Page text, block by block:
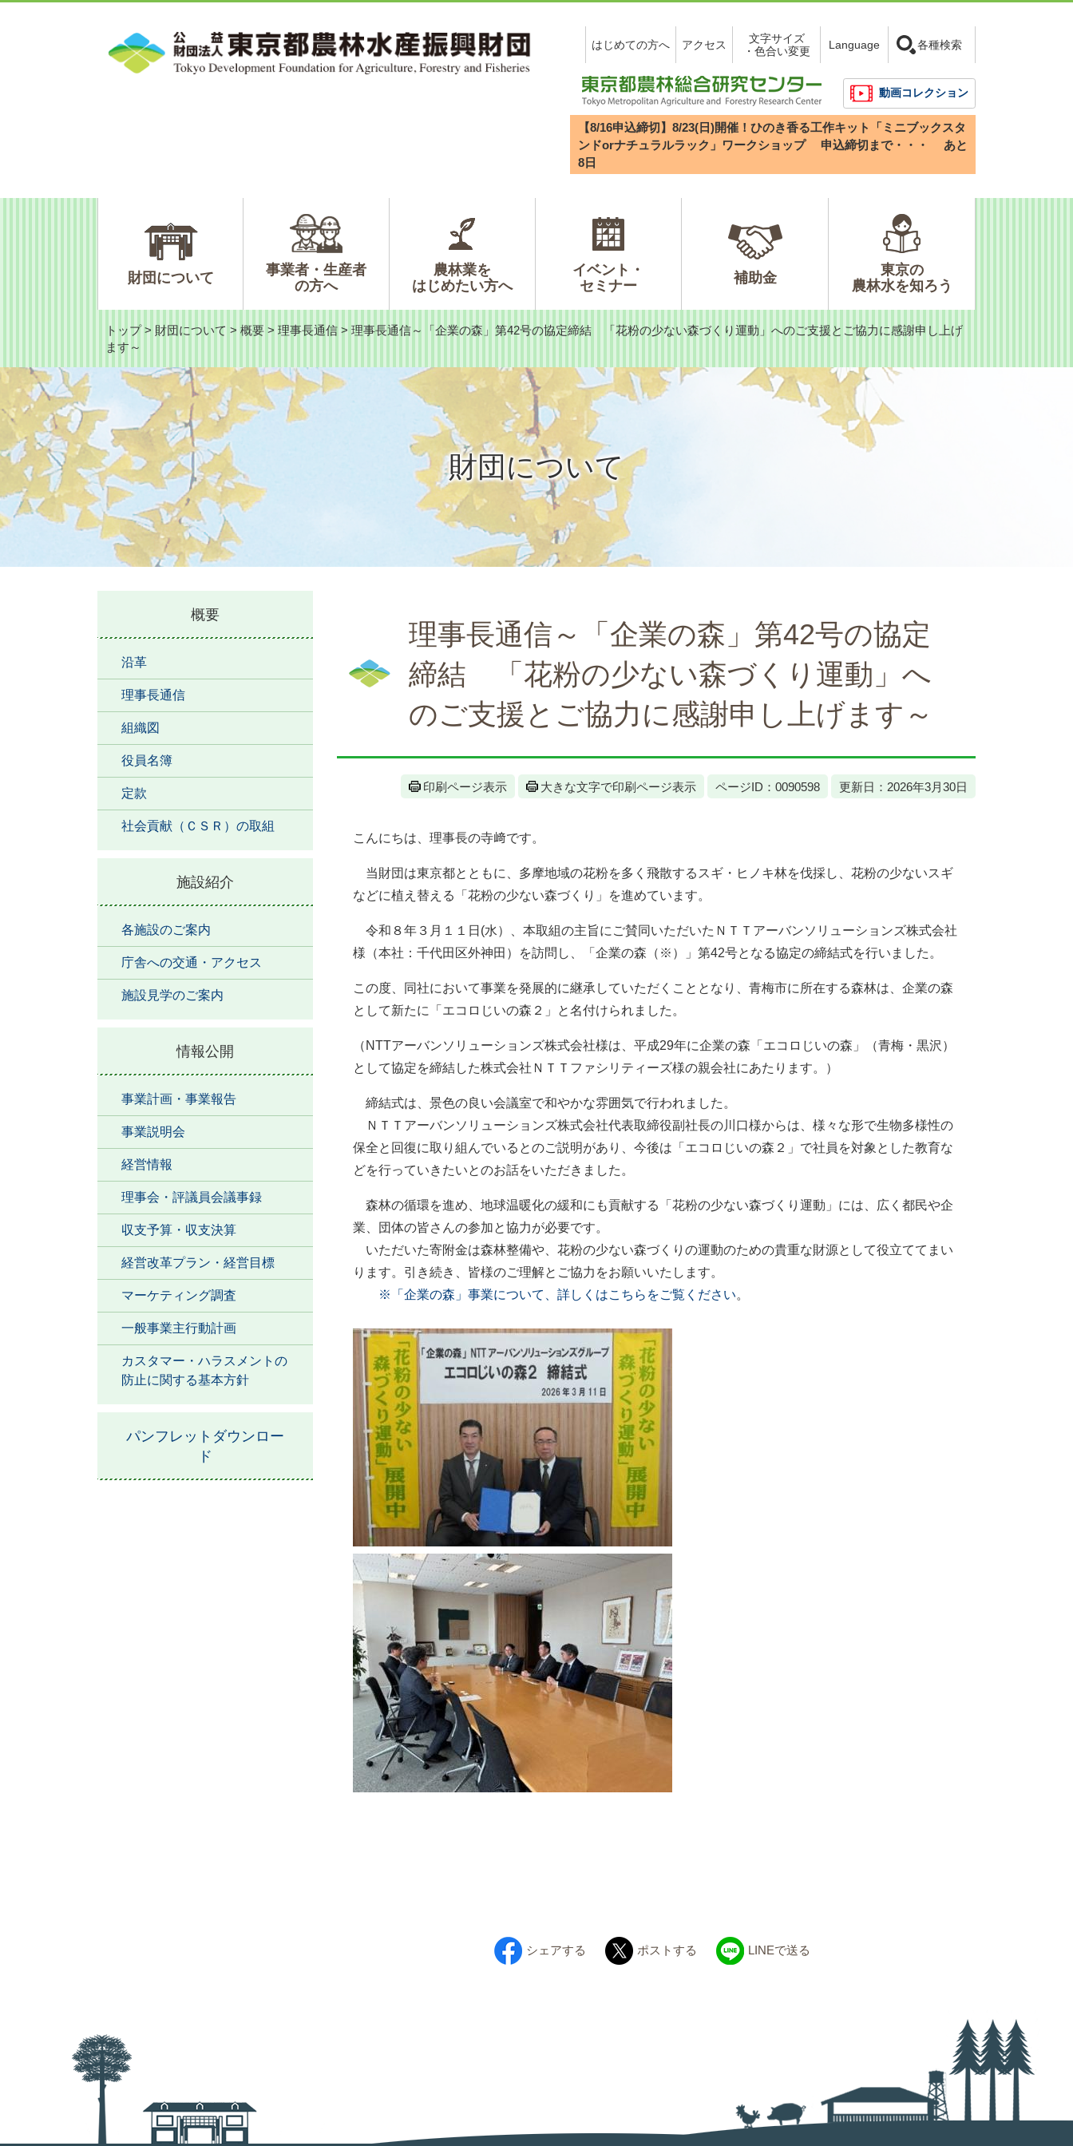
文
はじめての方へ アクセス
文字サイズ
・色合い変更
Language 各種検索
動画コレクション
【8/16申込締切】8/23(日)開催！ひのき香る工作キット「ミニブックスタ
ンドorナチュラルラック」ワークショップ
申込締切まで・・・
あと
8 日
財団について
事業者・生産者
の方へ
農林業を
はじめたい方へ
イベント・
セミナー
補助金
東京の
農林水を知ろう
トップ > 財団について > 概要 > 理事長通信 > 理事長通信～「企業の森」第42号の協定締結 「花粉の少ない森づくり運動」へのご支援とご協力に感謝申し上げ
ます～
財団について
理事長通信～「企業の森」第42号の協定
締結 「花粉の少ない森づくり運動」へ
のご支援とご協力に感謝申し上げます～
印刷ページ表示 大きな文字で印刷ページ表示 ページID：0090598 更新日：2026年3月30日
こんにちは、理事長の寺﨑です。​
当財団は東京都とともに、多摩地域の花粉を多く飛散するスギ・ヒノキ林を伐採し、花粉の少ないスギ
などに植え替える「花粉の少ない森づくり」を進めています。
令和８年３月１１日(水）、本取組の主旨にご賛同いただいたＮＴＴアーバンソリューションズ株式会社
様（本社：千代田区外神田）を訪問し、「企業の森（※）」第42号となる協定の締結式を行いました。
この度、同社において事業を発展的に継承していただくこととなり、青梅市に所在する森林は、企業の森
として新たに「エコロじいの森２」と名付けられました。
（NTTアーバンソリューションズ株式会社様は、平成29年に企業の森「エコロじいの森」（青梅・黒沢）
として協定を締結した株式会社ＮＴＴファシリティーズ様の親会社にあたります。）
締結式は、景色の良い会議室で和やかな雰囲気で行われました。
ＮＴＴアーバンソリューションズ株式会社代表取締役副社長の川口様からは、様々な形で生物多様性の
保全と回復に取り組んでいるとのご説明があり、今後は「エコロじいの森２」で社員を対象とした教育な
どを行っていきたいとのお話をいただきました。
森林の循環を進め、地球温暖化の緩和にも貢献する「花粉の少ない森づくり運動」には、広く都民や企
業、団体の皆さんの参加と協力が必要です。
いただいた寄附金は森林整備や、花粉の少ない森づくりの運動のための貴重な財源として役立ててまい
ります。引き続き、皆様のご理解とご協力をお願いいたします。
※「企業の森」事業について、詳しくはこちらをご覧ください。
シェアする ポストする LINEで送る
概要
沿革
理事長通信
組織図
役員名簿
定款
社会貢献（ＣＳＲ）の取組
施設紹介
各施設のご案内
庁舎への交通・アクセス
施設見学のご案内
情報公開
事業計画・事業報告
事業説明会
経営情報
理事会・評議員会議事録
収支予算・収支決算
経営改革プラン・経営目標
マーケティング調査
一般事業主行動計画
カスタマー・ハラスメントの
防止に関する基本方針
パンフレットダウンロー
ド